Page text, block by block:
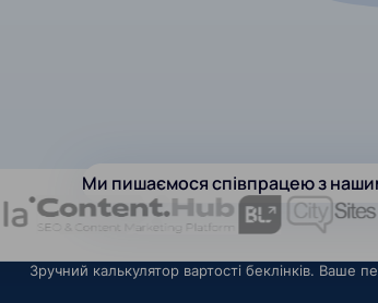
Ми пишаємося співпрацею з
Зручний калькулятор вартості беклінків. Ваше